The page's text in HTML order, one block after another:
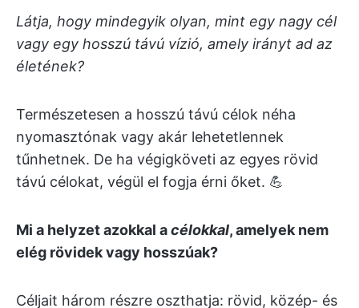
Látja, hogy mindegyik olyan, mint egy nagy cél
vagy egy hosszú távú vízió, amely irányt ad az
életének?
Természetesen a hosszú távú célok néha
nyomasztónak vagy akár lehetetlennek
tűnhetnek. De ha végigköveti az egyes rövid
távú célokat, végül el fogja érni őket. 💪
Mi a helyzet azokkal acélokkal, amelyek nem
elég rövidek vagy hosszúak?
Céljait három részre oszthatja: rövid, közép- és